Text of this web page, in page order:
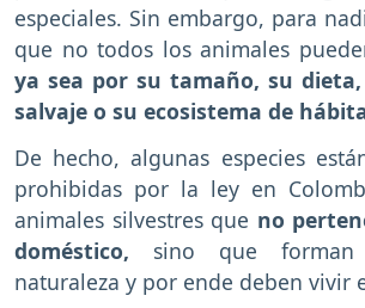
especiales. Sin embargo, para
que no todos los animales
ya sea por su tamaño, su
salvaje o su ecosistema de
De hecho, algunas especies
prohibidas por la ley en
animales silvestres que no
doméstico, sino que
naturaleza y por ende deben vivir